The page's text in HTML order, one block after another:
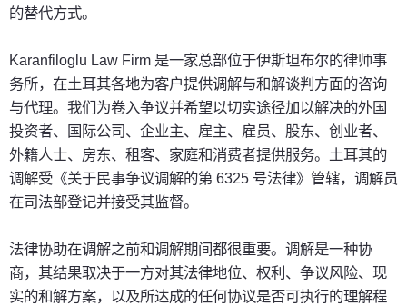
的替代方式。
Karanfiloglu Law Firm 是一家总部位于伊斯坦布尔的律师事
务所，在土耳其各地为客户提供调解与和解谈判方面的咨询
与代理。我们为卷入争议并希望以切实途径加以解决的外国
投资者、国际公司、企业主、雇主、雇员、股东、创业者、
外籍人士、房东、租客、家庭和消费者提供服务。土耳其的
调解受《关于民事争议调解的第 6325 号法律》管辖，调解员
在司法部登记并接受其监督。
法律协助在调解之前和调解期间都很重要。调解是一种协
商，其结果取决于一方对其法律地位、权利、争议风险、现
实的和解方案，以及所达成的任何协议是否可执行的理解程